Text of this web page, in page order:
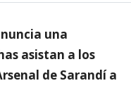
una
asistan a los
de Sarandí a